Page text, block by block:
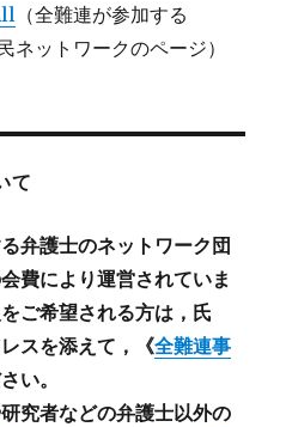
（全難連が参加する
ネットワークのページ）
て
弁護士のネットワーク団
費により運営されていま
ご希望される方は，氏
スを添えて，《全難連事
い。
究者などの弁護士以外の